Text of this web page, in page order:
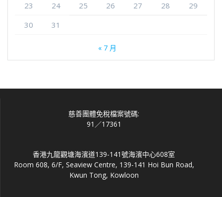
23
24 25 26 27 28
29
30
31
« 7 月
慈善團體免稅檔案號碼:
91／17361
香港九龍觀塘海濱道139-141號海濱中心608室
Room 608, 6/F, Seaview Centre, 139-141 Hoi Bun Road,
Kwun Tong, Kowloon